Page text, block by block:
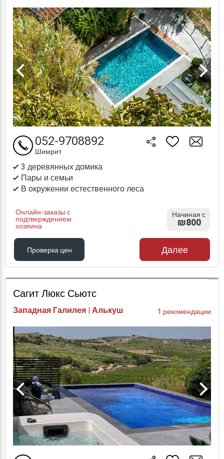
3 деревянных домика
Пары и семьи
В окружении естественного леса
Онлайн-заказы с
подтверждением
хозяина
052-9708892
Шимрит
Начиная с
₪800
Проверка цен
Проверка цен
Далее
Сагит Люкс Сьютс
Западная Галилея | Алькуш 1 рекомендации